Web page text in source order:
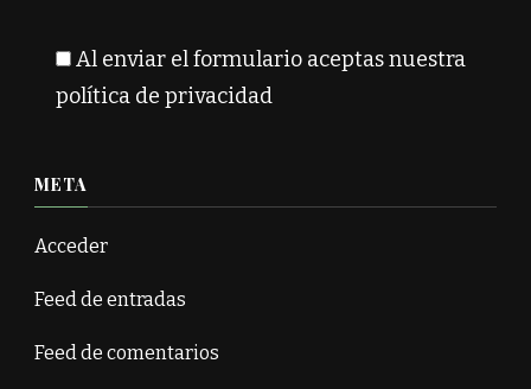
Al enviar el formulario aceptas nuestra
política de privacidad
META
Acceder
Feed de entradas
Feed de comentarios